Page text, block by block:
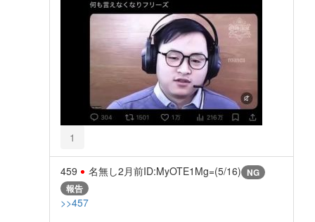
1
459 名無し2月前ID:MyOTE1Mg=(5/16) NG
報告
>>457